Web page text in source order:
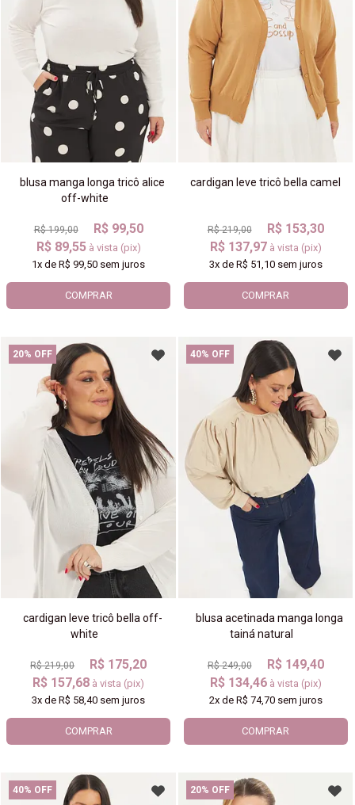
blusa manga longa tricô alice
off-white
R$ 199,00
R$ 99,50
R$ 89,55 à vista (pix)
1x deR$ 99,50 sem juros
COMPRAR
cardigan leve tricô bella camel
R$ 219,00
R$ 153,30
R$ 137,97 à vista (pix)
3xde R$ 51,10sem juros
COMPRAR
20% OFF
cardigan leve tricô bella off-
white
R$ 219,00
R$ 175,20
R$ 157,68 à vista (pix)
3x deR$ 58,40 sem juros
COMPRAR
40% OFF
blusa acetinada manga longa
tainá natural
R$ 249,00
R$ 149,40
R$ 134,46 à vista (pix)
2xde R$ 74,70sem juros
COMPRAR
40% OFF 20% OFF